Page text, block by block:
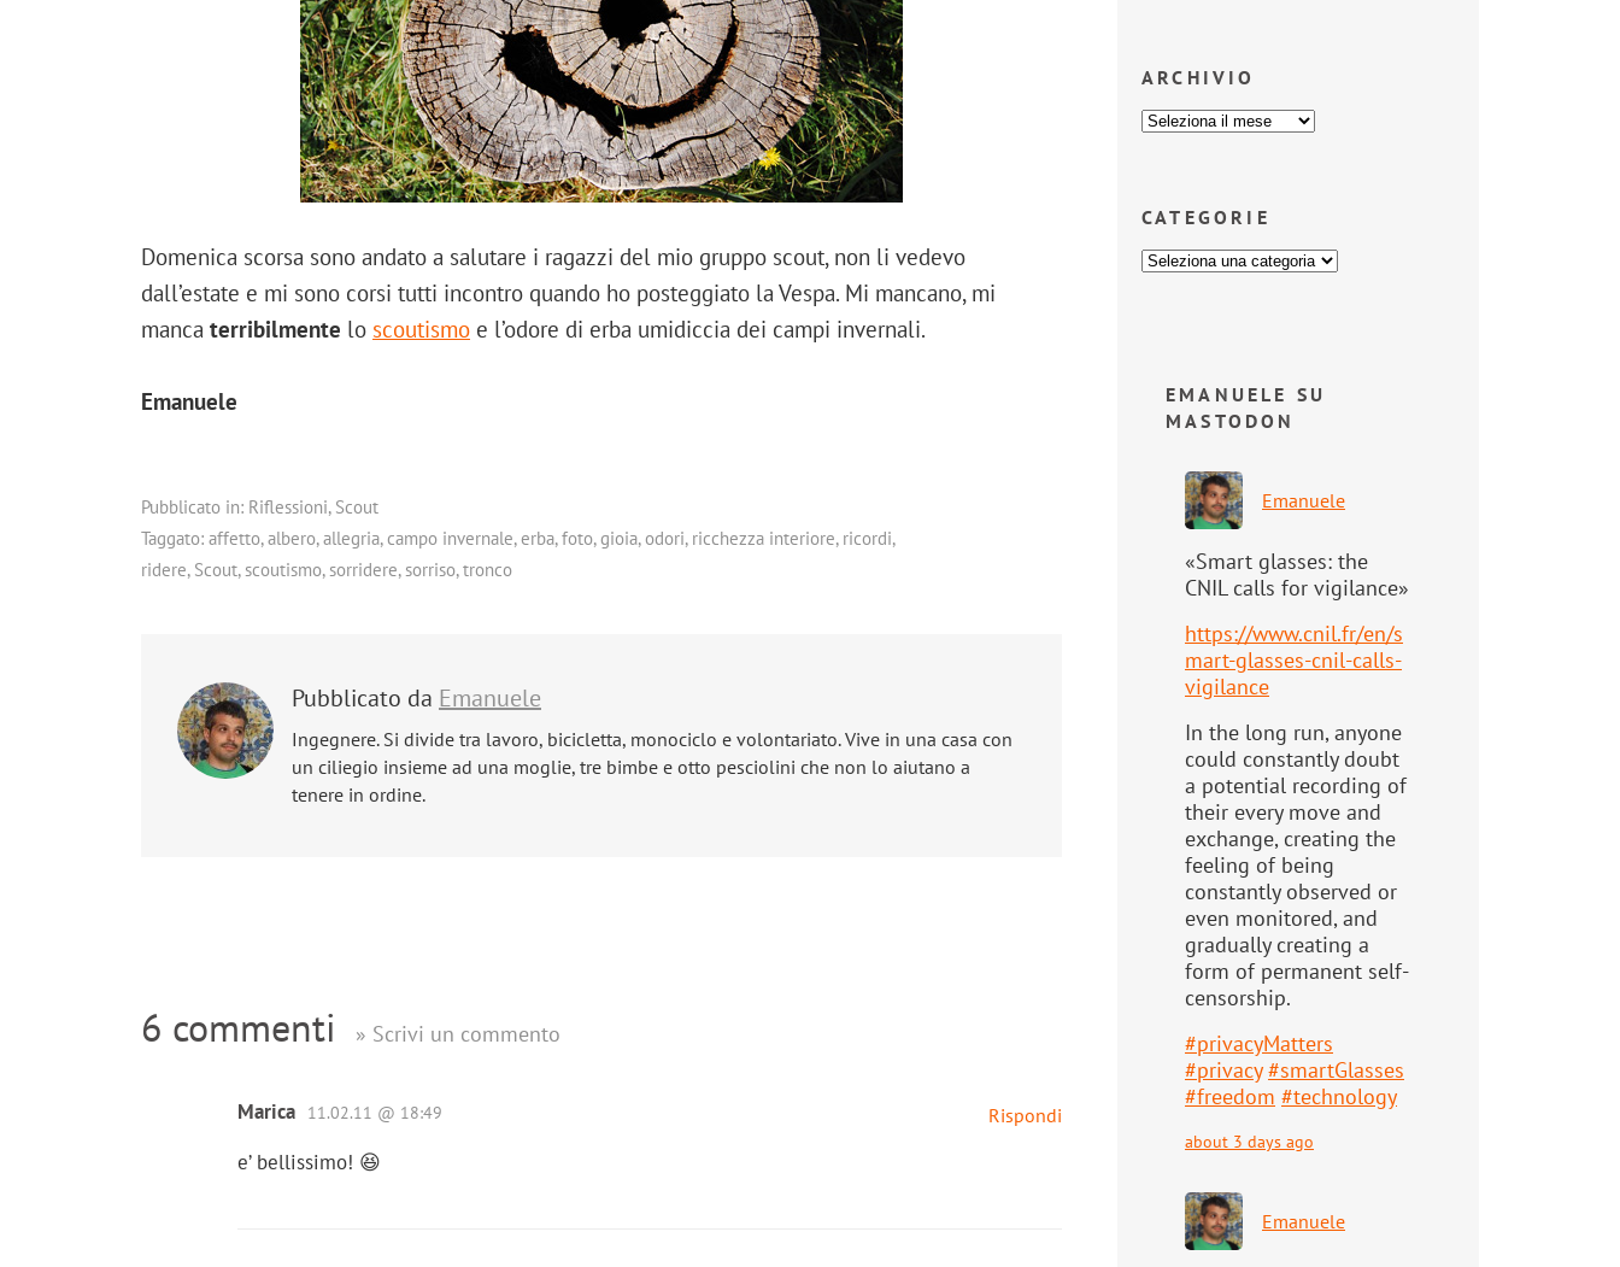
Domenica scorsa sono andato a salutare i ragazzi del mio gruppo scout, non li vedevo
dall’estate e mi sono corsi tutti incontro quando ho posteggiato la Vespa. Mi mancano, mi
manca terribilmente lo scoutismo e l’odore di erba umidiccia dei campi invernali.
Emanuele
Pubblicato in: Riflessioni, Scout
Taggato: affetto,albero,allegria,campo invernale,erba,foto,gioia,odori, ricchezza interiore, ricordi,
ridere, Scout,scoutismo,sorridere,sorriso,tronco
Pubblicato da Emanuele
Ingegnere. Si divide tra lavoro, bicicletta, monociclo e volontariato. Vive in una casa con
un ciliegio insieme ad una moglie, tre bimbe e otto pesciolini che non lo aiutano a
tenere in ordine.
6 commenti » Scrivi un commento
Marica Rispondi
11.02.11 @ 18:49
e’ bellissimo! 😆
ARCHIVIO
CATEGORIE
EMANUELE SU
MASTODON
Emanuele
«Smart glasses: the
CNIL calls for vigilance»
https://www.cnil.fr/en/s
mart-glasses-cnil-calls-
vigilance
In the long run, anyone
could constantly doubt
a potential recording of
their every move and
exchange, creating the
feeling of being
constantly observed or
even monitored, and
gradually creating a
form of permanent self-
censorship.
#privacyMatters
#privacy #smartGlasses
#freedom #technology
about 3 days ago
Emanuele